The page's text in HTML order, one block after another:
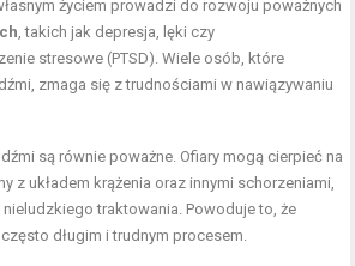
życiem prowadzi do rozwoju poważnych
, takich jak depresja, lęki czy
stresowe (PTSD). Wiele osób, które
zmaga się z trudnościami w nawiązywaniu
są równie poważne. Ofiary mogą cierpieć na
z układem krążenia oraz innymi schorzeniami,
traktowania. Powoduje to, że
długim i trudnym procesem.